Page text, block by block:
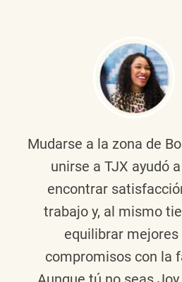
Mudarse a la zona de
unirse a TJX ayudó
encontrar
trabajo y, al mismo
equilibrar mejores
compromisos con la